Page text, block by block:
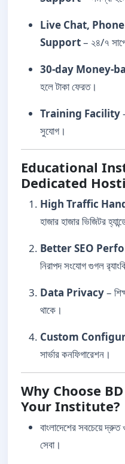
Live Chat,
Support– ২৪/৭
30-day Money-
হলে টাকা ফেরত।
Training Facility
সুযোগ।
Educational
Dedicated
High Traffic
হাজার হাজার ভিজিটর
Better SEO
নিরাপদ সংযোগ গুগল
Data Privacy–
থাকে।
Custom
সার্ভার কনফিগারেশন।
Why Choose
Your Institute?
বাংলাদেশের সবচেয়ে
সেবা।